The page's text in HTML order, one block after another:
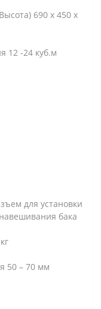
690 х 450 х
12 -24 куб.м
для установки
бака
50 – 70 мм